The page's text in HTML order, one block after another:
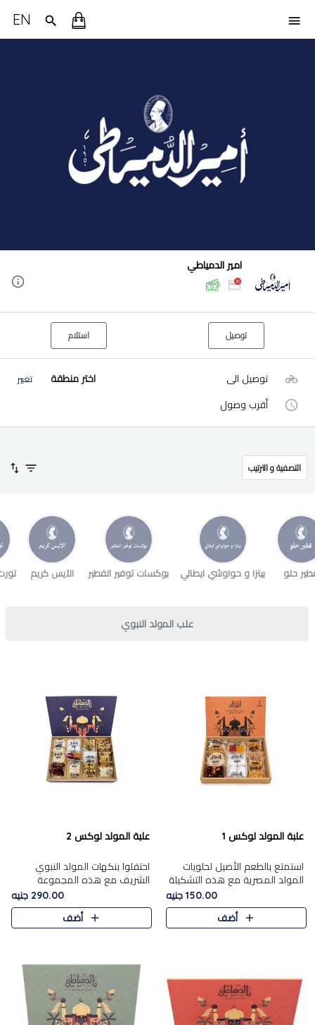
EN
امير الدمياطي
توصيل استلام
توصيل الى اختر منطقة تغيير
أقرب وصول
التصفية و الترتيب
حلو بيتزا و حواوشي ايطالي بوكسات توفير الفطير الآيس كريم
علب المولد النبوي
علبة المولد لوكس 1
استمتع بالطعم الأصيل لحلويات
المولد المصرية مع هذه التشكيلة
المختارة بعناية من 9 قطع. تتضمن
التشكيلة جوزرية مع فول،ملبان
150.00 جنيه
أضف
علبة المولد لوكس 2
احتفلوا بنكهات المولد النبوي
الشريف مع هذه المجموعة
الفاخرة المكونة من 19 قطعة،
والتي تم اختيارها بعناية فائقة لتُبرز
تشكيلة واسعة من الحلويات
290.00 جنيه
أضف